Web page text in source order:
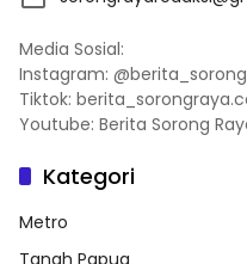
Media Sosial:
Instagram:
Tiktok:
Youtube: Berita Sorong
Kategori
Metro